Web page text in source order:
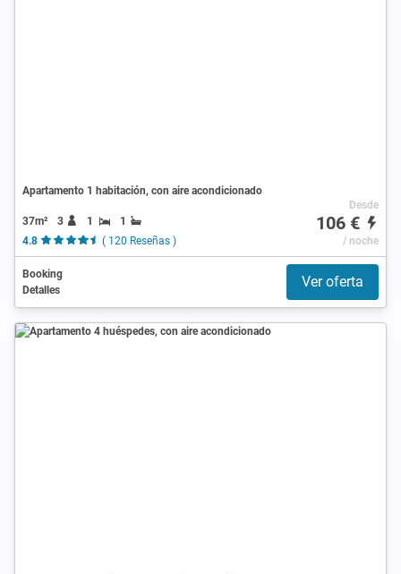
Apartamento 1 habitación, con aire acondicionado
37m² 3 1
1
4.8
( 120 Reseñas )
Desde
106 €
/ noche
Booking
Detalles
Ver oferta